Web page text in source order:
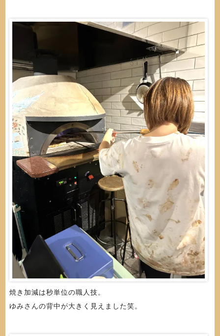
焼き加減は秒単位の職人技。
ゆみさんの背中が大きく見えました笑。